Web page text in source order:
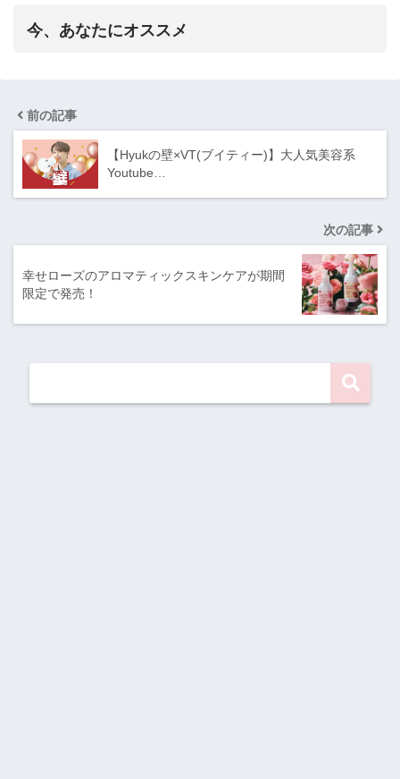
今、あなたにオススメ
前の記事
【Hyukの壁×VT(ブイティー)】大人気美容系
Youtube…
次の記事
幸せローズのアロマティックスキンケアが期間
限定で発売！